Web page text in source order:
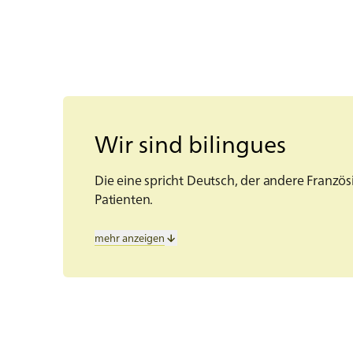
Wir sind bilingues
Die eine spricht Deutsch, der andere
Patienten.
Kommunikation ist ein zentrales Element
Arbeitsumgebung zeigt sich auch in
mehr anzeigen